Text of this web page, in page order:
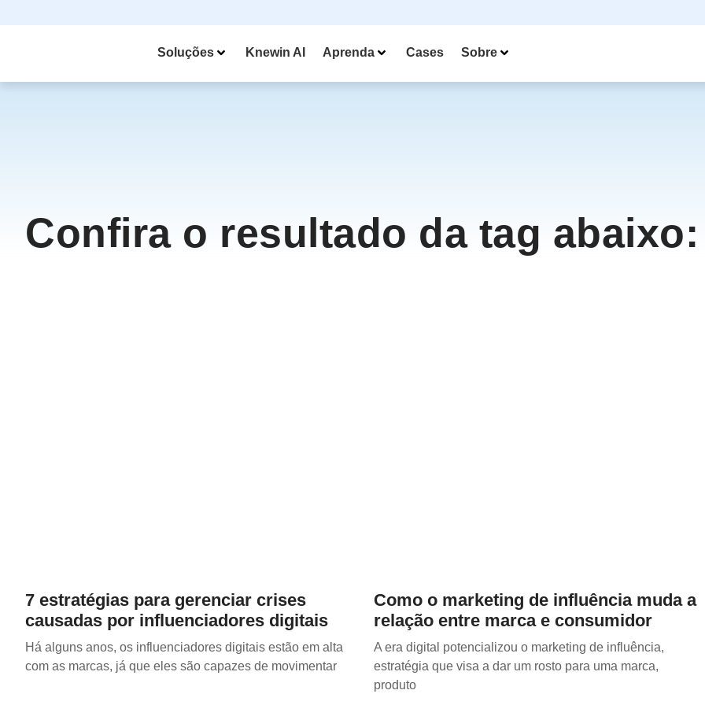
Soluções Knewin AI Aprenda Cases Sobre
Confira o resultado da tag abaixo:
7 estratégias para gerenciar crises
causadas por influenciadores digitais
Há alguns anos, os influenciadores digitais estão em alta
com as marcas, já que eles são capazes de movimentar
Como o marketing de influência muda a
relação entre marca e consumidor
A era digital potencializou o marketing de influência,
estratégia que visa a dar um rosto para uma marca,
produto